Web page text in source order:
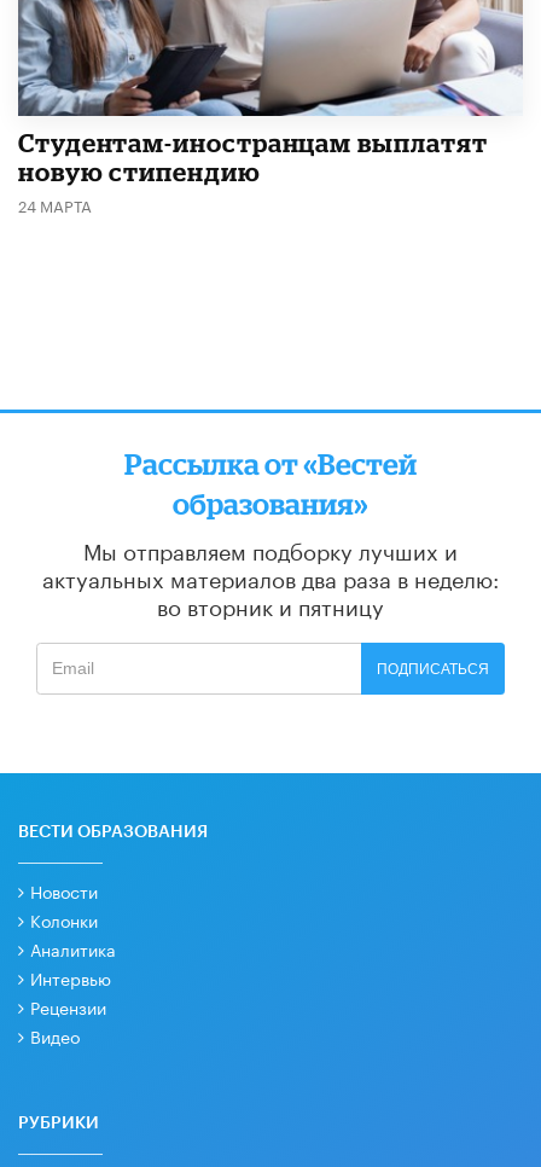
Студентам-иностранцам выплатят
новую стипендию
24 МАРТА
Рассылка от «Вестей
образования»
Мы отправляем подборку лучших и
актуальных материалов два раза в неделю:
во вторник и пятницу
ПОДПИСАТЬСЯ
ВЕСТИ ОБРАЗОВАНИЯ
Новости
Колонки
Аналитика
Интервью
Рецензии
Видео
РУБРИКИ